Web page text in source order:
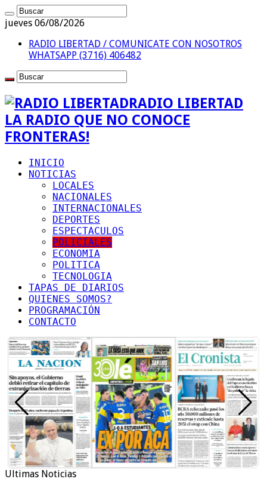
jueves 06/08/2026
RADIO LIBERTAD / COMUNICATE CON NOSOTROS
WHATSAPP (3716) 406482
RADIO LIBERTAD
LA RADIO QUE NO CONOCE
FRONTERAS!
INICIO
NOTICIAS
LOCALES
NACIONALES
INTERNACIONALES
DEPORTES
ESPECTACULOS
POLICIALES
ECONOMIA
POLITICA
TECNOLOGIA
TAPAS DE DIARIOS
QUIENES SOMOS?
PROGRAMACIÓN
CONTACTO
Ultimas Noticias